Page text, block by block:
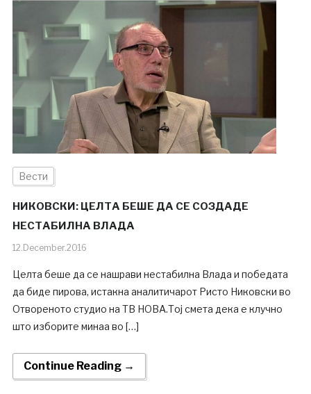
Вести
НИКОВСКИ: ЦЕЛТА БЕШЕ ДА СЕ СОЗДАДЕ
НЕСТАБИЛНА ВЛАДА
12.December.2016
Целта беше да се нашрави нестабилна Влада и победата
да биде пирова, истакна аналитичарот Ристо Никовски во
Отвореното студио на ТВ НОВА.Тој смета дека е клучно
што изборите минаа во […]
Continue Reading →